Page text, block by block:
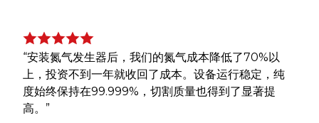
“安装氮气发生器后，我们的氮气成本降低了70%以
上，投资不到一年就收回了成本。设备运行稳定，纯
度始终保持在99.999%，切割质量也得到了显著提
高。”